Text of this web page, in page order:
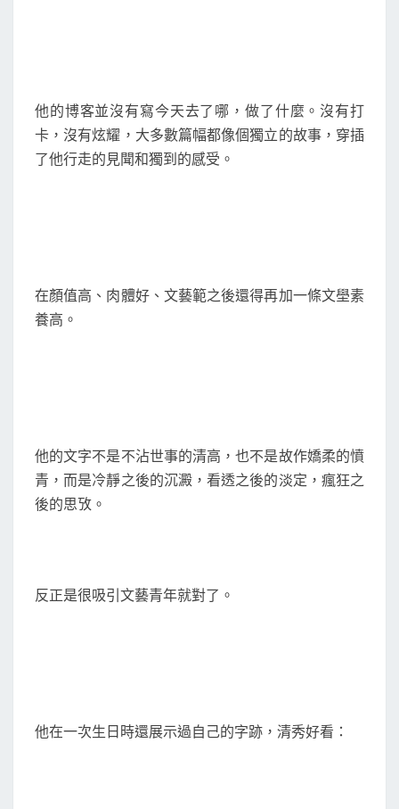
他的博客並沒有寫今天去了哪，做了什麼。沒有打
卡，沒有炫耀，大多數篇幅都像個獨立的故事，穿插
了他行走的見聞和獨到的感受。
在顏值高、肉體好、文藝範之後還得再加一條文壆素
養高。
他的文字不是不沾世事的清高，也不是故作嬌柔的憤
青，而是冷靜之後的沉澱，看透之後的淡定，瘋狂之
後的思攷。
反正是很吸引文藝青年就對了。
他在一次生日時還展示過自己的字跡，清秀好看：